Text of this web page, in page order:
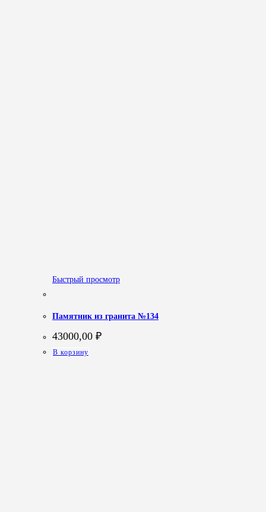
Быстрый просмотр
Памятник из гранита №134
43000,00 ₽
В корзину